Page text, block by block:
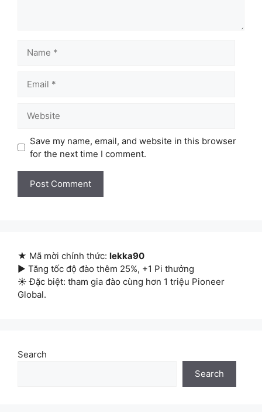
Save my name, email, and website in this browser
for the next time I comment.
★ Mã mời chính thức: lekka90
▶ Tăng tốc độ đào thêm 25%, +1 Pi thưởng
☀ Đặc biệt: tham gia đào cùng hơn 1 triệu Pioneer
Global.
Search
Search